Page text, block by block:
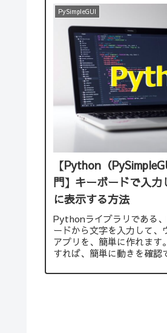
PySimpleGUI
【Python（
門】キーボードで入
に表示する方法
Pythonライブラリである
ードから文字を入力して、
アプリを、簡単に作れます
すれば、簡単に動きを確認
ンプルコード内に、各処理